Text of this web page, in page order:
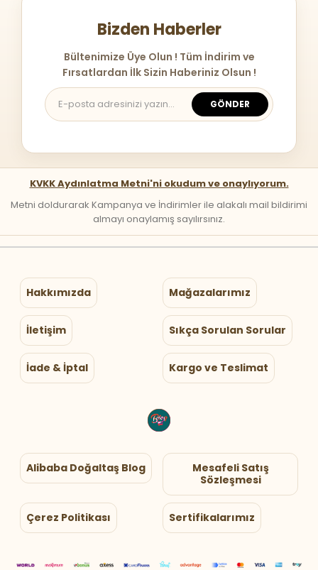
Bizden Haberler
Bültenimize Üye Olun ! Tüm İndirim ve
Fırsatlardan İlk Sizin Haberiniz Olsun !
GÖNDER
KVKK Aydınlatma Metni'ni okudum ve onaylıyorum.
Metni doldurarak Kampanya ve İndirimler ile alakalı mail bildirimi
almayı onaylamış sayılırsınız.
Hakkımızda Mağazalarımız
İletişim Sıkça Sorulan Sorular
İade & İptal Kargo ve Teslimat
Alibaba Doğaltaş Blog
Mesafeli Satış
Sözleşmesi
Çerez Politikası Sertifikalarımız